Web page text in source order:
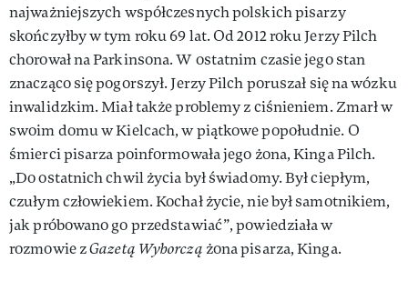
najważniejszych współczesnych polskich pisarzy
skończyłby w tym roku 69 lat. Od 2012 roku Jerzy Pilch
chorował na Parkinsona. W ostatnim czasie jego stan
znacząco się pogorszył. Jerzy Pilch poruszał się na wózku
inwalidzkim. Miał także problemy z ciśnieniem. Zmarł w
swoim domu w Kielcach, w piątkowe popołudnie. O
śmierci pisarza poinformowała jego żona, Kinga Pilch.
„Do ostatnich chwil życia był świadomy. Był ciepłym,
czułym człowiekiem. Kochał życie, nie był samotnikiem,
jak próbowano go przedstawiać”, powiedziała w
rozmowie zGazetą Wyborczą żona pisarza, Kinga.